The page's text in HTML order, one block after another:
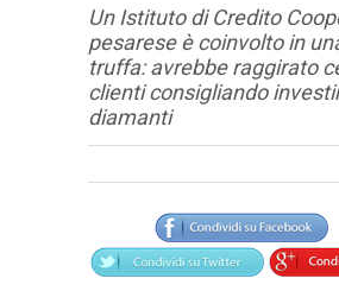
Un Istituto di Credito
pesarese è coinvolto in
truffa: avrebbe raggirato
clienti consigliando
diamanti
Articolo
Testo articolo principale